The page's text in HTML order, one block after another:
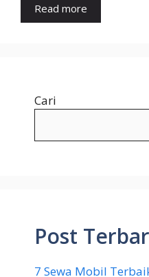
Read more
Cari
Post
7 Sewa Mobil